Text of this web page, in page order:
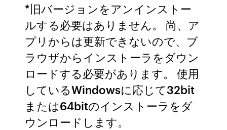
*旧バージョンをアンインストー
ルする必要はありません。 尚、ア
プリからは更新できないので、ブ
ラウザからインストーラをダウン
ロードする必要があります。 使用
しているWindowsに応じて32bit
または64bitのインストーラをダ
ウンロードします。